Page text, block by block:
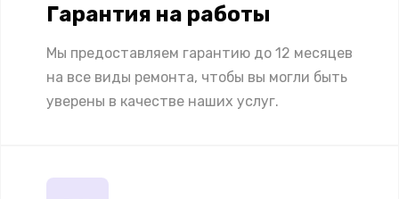
Гарантия на работы
Мы предоставляем гарантию до 12 месяцев
на все виды ремонта, чтобы вы могли быть
уверены в качестве наших услуг.